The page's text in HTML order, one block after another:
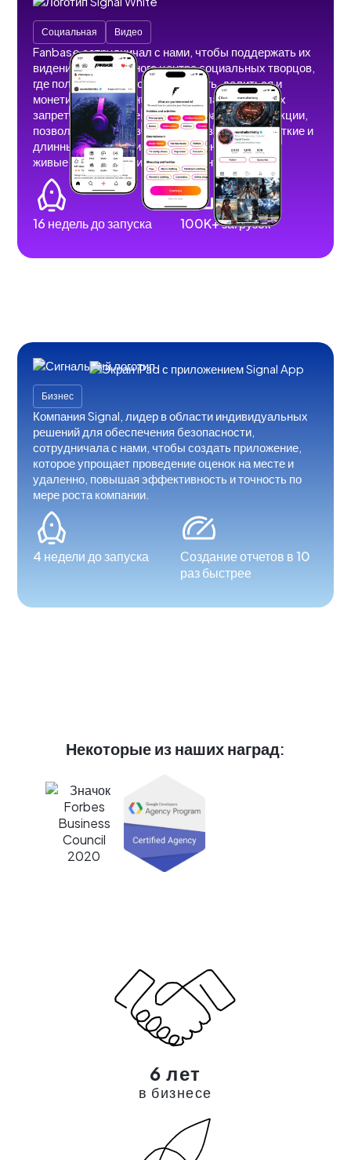
Социальная Видео
Fanbase сотрудничал с нами, чтобы поддержать их
видение безграничного центра социальных творцов,
где пользователи могут создавать, делиться и
монетизировать контент без рекламы, теневых
запретов и ограничений. Мы разработали функции,
позволяющие пользователям размещать короткие и
длинные видеоролики, изображения, истории,
живые трансляции и аудиоконтент.
16 недель до запуска 100K+ загрузок
Бизнес
Компания Signal, лидер в области индивидуальных
решений для обеспечения безопасности,
сотрудничала с нами, чтобы создать приложение,
которое упрощает проведение оценок на месте и
удаленно, повышая эффективность и точность по
мере роста компании.
4 недели до запуска
Создание отчетов в 10
раз быстрее
Некоторые из наших наград:
6 лет
в бизнесе